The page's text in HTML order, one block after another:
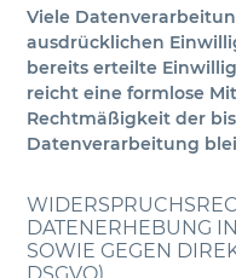
Viele
ausdrücklichen
bereits erteilte
reicht eine formlose
Rechtmäßigkeit der
Datenverarbeitung
DATENERHEBUNG
SOWIE GEGEN